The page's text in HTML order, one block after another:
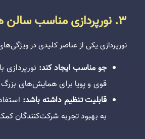
3. نورپردازی مناسب سالن همایش
نورپردازی یکی از عناصر کلیدی در
جو مناسب ایجاد کند:
قوی و پویا برای همایش‌های
قابلیت تنظیم داشته باشد:
به بهبود تجربه شرکت‌کنندگان